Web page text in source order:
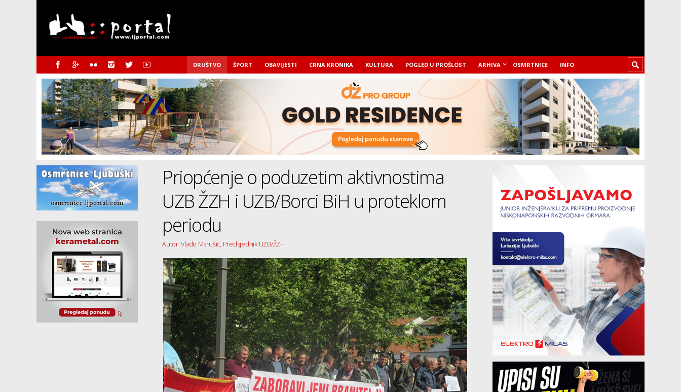
DRUŠTVO ŠPORT OBAVIJESTI CRNA KRONIKA KULTURA POGLED U PROŠLOST ARHIVA OSMRTNICE INFO
Priopćenje o poduzetim aktivnostima
UZB ŽZH i UZB/Borci BiH u proteklom
periodu
Autor: Vlado Marušić, Predsjednik UZB/ŽZH